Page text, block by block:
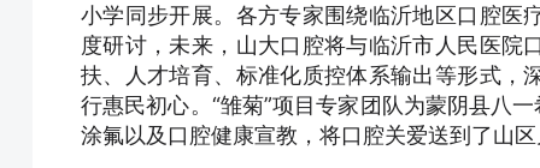
小学同步开展。各方专家围绕临沂地区口腔医
度研讨，未来，山大口腔将与临沂市人民医院
扶、人才培育、标准化质控体系输出等形式，
行惠民初心。“雏菊”项目专家团队为蒙阴县八
涂氟以及口腔健康宣教，将口腔关爱送到了山